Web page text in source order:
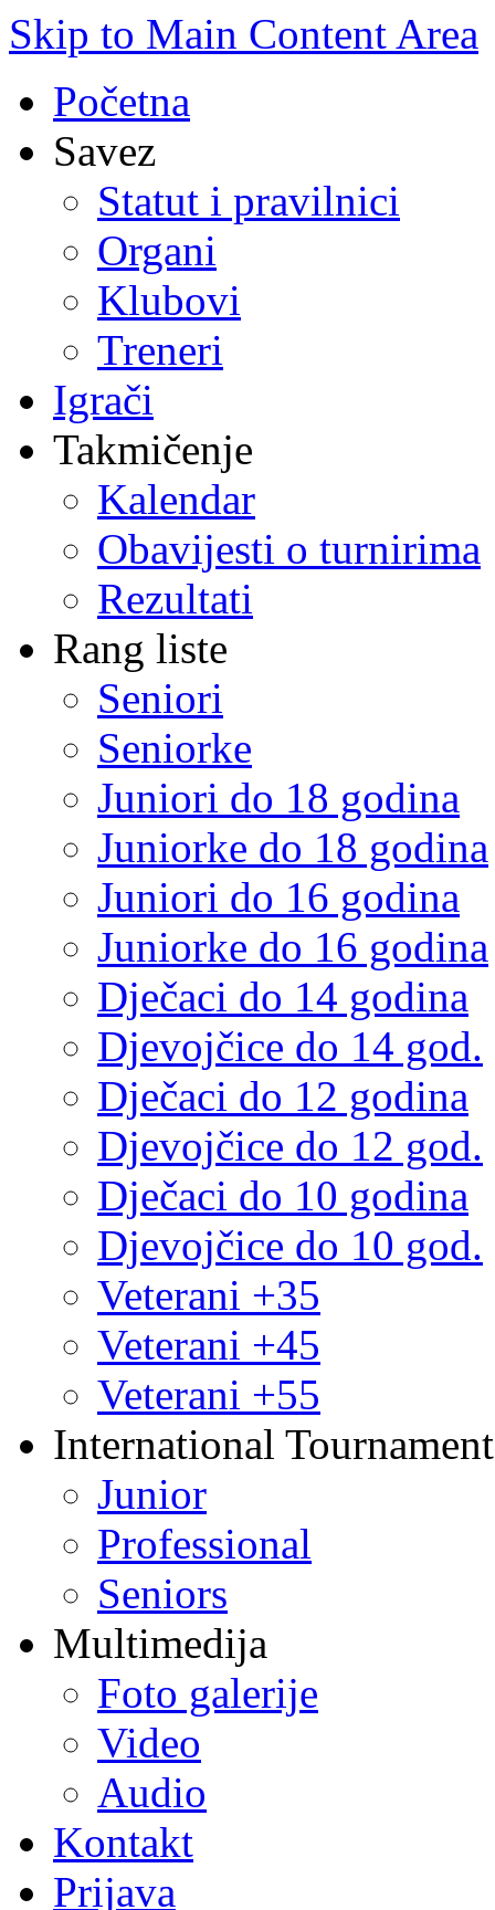
Skip to Main Content Area
Početna
Savez
Statut i pravilnici
Organi
Klubovi
Treneri
Igrači
Takmičenje
Kalendar
Obavijesti o turnirima
Rezultati
Rang liste
Seniori
Seniorke
Juniori do 18 godina
Juniorke do 18 godina
Juniori do 16 godina
Juniorke do 16 godina
Dječaci do 14 godina
Djevojčice do 14 god.
Dječaci do 12 godina
Djevojčice do 12 god.
Dječaci do 10 godina
Djevojčice do 10 god.
Veterani +35
Veterani +45
Veterani +55
International
Junior
Professional
Seniors
Multimedija
Foto galerije
Video
Audio
Kontakt
Prijava